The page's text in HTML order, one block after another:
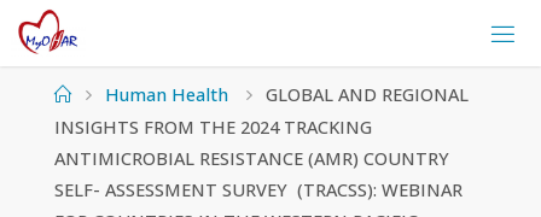
Skip
contentHomeHuman Health
GLOBAL AND REGIONAL
INSIGHTS FROM THE 2024 TRACKING
ANTIMICROBIAL RESISTANCE (AMR) COUNTRY
SELF- ASSESSMENT SURVEY (TRACSS): WEBINAR